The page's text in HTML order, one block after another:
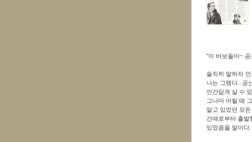
"이 바보들아~
솔직히 말하자
나는 그랬다...공
인간답게 살 수
그나마 어릴 때
알고 있었던 모
간애로부터 출발
있었음을 말이다.